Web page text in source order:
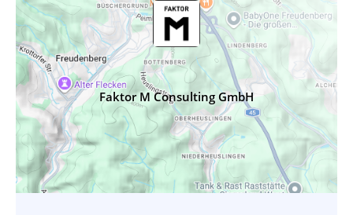
Faktor M Consulting GmbH